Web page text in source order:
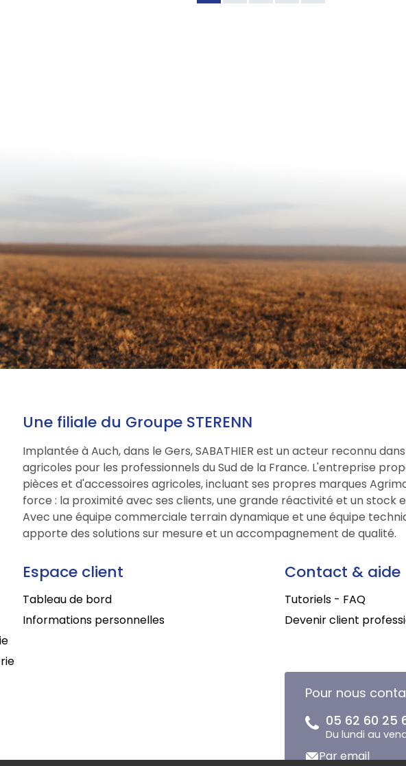
Une filiale du Groupe STERENN
Implantée à Auch, dans le Gers, SABATHIER est un acteur reconnu
agricoles pour les professionnels du Sud de la France. L'entreprise
pièces et d'accessoires agricoles, incluant ses propres marques
force : la proximité avec ses clients, une grande réactivité et un stock
Avec une équipe commerciale terrain dynamique et une équipe
apporte des solutions sur mesure et un accompagnement de qualité.
Espace client
Tableau de bord
Informations personnelles
Contact & aide
Tutoriels - FAQ
Devenir client
Pour nous
05 62 60 25
Du lundi au
Par email